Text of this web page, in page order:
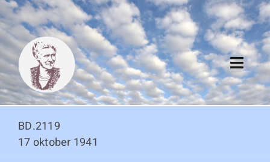
Skip
to
content
Algemeen
BD.2119
17 oktober 1941